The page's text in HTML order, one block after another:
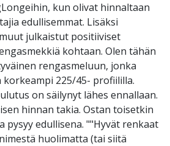
kun olivat hinnaltaan
edullisemmat. Lisäksi
julkaistut positiiviset
kohtaan. Olen tähän
rengasmeluun, jonka
225/45- profiililla.
on säilynyt lähes ennallaan.
hinnan takia. Ostan toisetkin
pysyy edullisena. ""Hyvät renkaat
huolimatta (tai siitä